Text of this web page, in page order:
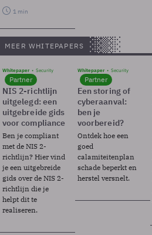
1 min
MEER WHITEPAPERS
Whitepaper Security
Partner
NIS 2-richtlijn
uitgelegd: een
uitgebreide gids
voor compliance
Ben je compliant
met de NIS 2-
richtlijn? Hier vind
je een uitgebreide
gids over de NIS 2-
richtlijn die je
helpt dit te
realiseren.
Whitepaper Security
Partner
Een storing of
cyberaanval:
ben je
voorbereid?
Ontdek hoe een
goed
calamiteitenplan
schade beperkt en
herstel versnelt.